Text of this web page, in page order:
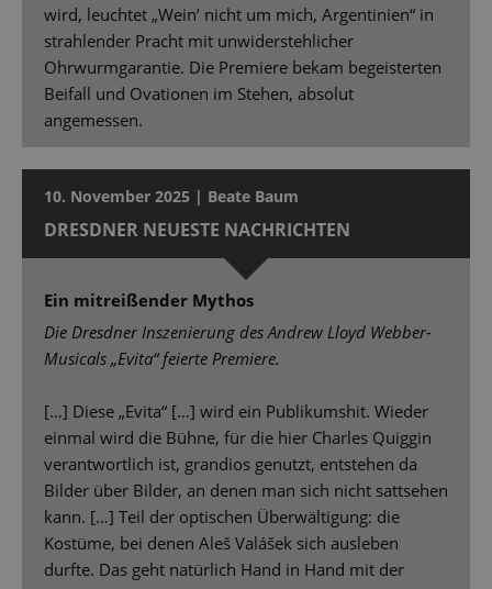
wird, leuchtet „Wein’ nicht um mich, Argentinien“ in
strahlender Pracht mit unwiderstehlicher
Ohrwurmgarantie. Die Premiere bekam begeisterten
Beifall und Ovationen im Stehen, absolut
angemessen.
10. November 2025 | Beate Baum
DRESDNER NEUESTE NACHRICHTEN
Ein mitreißender Mythos
Die Dresdner Inszenierung des Andrew Lloyd Webber-
Musicals „Evita“ feierte Premiere.
[…] Diese „Evita“ […] wird ein Publikumshit. Wieder
einmal wird die Bühne, für die hier Charles Quiggin
verantwortlich ist, grandios genutzt, entstehen da
Bilder über Bilder, an denen man sich nicht sattsehen
kann. […] Teil der optischen Überwältigung: die
Kostüme, bei denen Aleš Valášek sich ausleben
durfte. Das geht natürlich Hand in Hand mit der